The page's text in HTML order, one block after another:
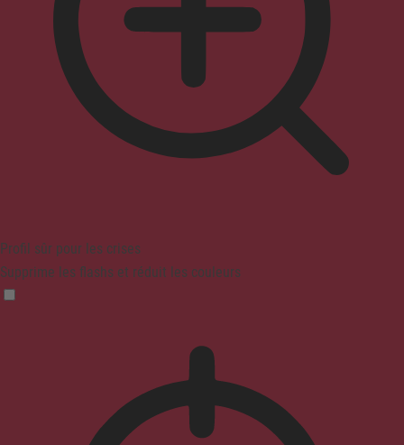
Profil sûr pour les crises
Supprime les flashs et réduit les couleurs